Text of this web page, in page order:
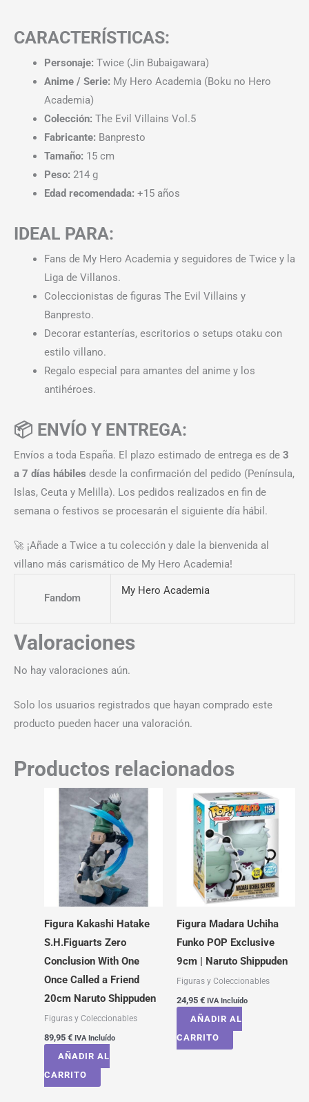
CARACTERÍSTICAS:
Personaje: Twice (Jin Bubaigawara)
Anime / Serie: My Hero Academia (Boku no Hero
Academia)
Colección: The Evil Villains Vol.5
Fabricante: Banpresto
Tamaño: 15 cm
Peso: 214 g
Edad recomendada: +15 años
IDEAL PARA:
Fans de My Hero Academia y seguidores de Twice y la
Liga de Villanos.
Coleccionistas de figuras The Evil Villains y
Banpresto.
Decorar estanterías, escritorios o setups otaku con
estilo villano.
Regalo especial para amantes del anime y los
antihéroes.
📦 ENVÍO Y ENTREGA:
Envíos a toda España. El plazo estimado de entrega es de 3
a 7 días hábiles desde la confirmación del pedido (Península,
Islas, Ceuta y Melilla). Los pedidos realizados en fin de
semana o festivos se procesarán el siguiente día hábil.
🚀 ¡Añade a Twice a tu colección y dale la bienvenida al
villano más carismático de My Hero Academia!
Fandom
My Hero Academia
Valoraciones
No hay valoraciones aún.
Solo los usuarios registrados que hayan comprado este
producto pueden hacer una valoración.
Productos relacionados
Figura Kakashi Hatake
S.H.Figuarts Zero
Conclusion With One
Once Called a Friend
20cm Naruto Shippuden
Figuras y Coleccionables
89,95 € IVA Incluído
AÑADIR AL
CARRITO
Figura Madara Uchiha
Funko POP Exclusive
9cm | Naruto Shippuden
Figuras y Coleccionables
24,95 € IVA Incluído
AÑADIR AL
CARRITO